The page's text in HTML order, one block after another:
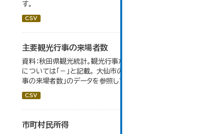
す。
CSV
主要観光行事の来場者数
資料：秋田県観光統計。観光行事が開催されなかったもの
については「－」と記載。 大仙市の統計「15-1 主要観光行
事の来場者数」のデータを参照しています。
CSV
市町村民所得